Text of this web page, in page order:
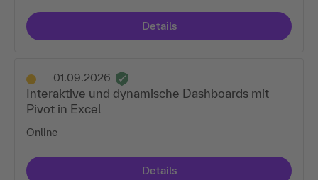
Details
01.09.2026
Interaktive und dynamische Dashboards mit
Pivot in Excel
Online
Details